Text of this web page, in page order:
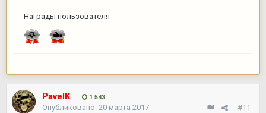
Награды пользователя
PavelK 1 543
#11
Опубликовано: 20 марта 2017